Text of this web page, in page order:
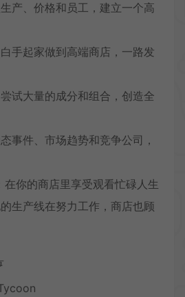
产、价格和员工，建立一个高
手起家做到高端商店，一路发
试大量的成分和组合，创造全
事件、市场趋势和竞争公司，
你的商店里享受观看忙碌人生
生产线在努力工作，商店也顾